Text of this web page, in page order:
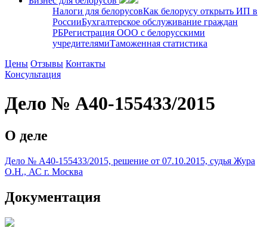
Налоги для белорусовКак белорусу открыть ИП в
РоссииБухгалтерское обслуживание граждан
РБРегистрация ООО с белорусскими
учредителямиТаможенная статистика
Цены Отзывы Контакты
Консультация
Дело № А40-155433/2015
О деле
Дело № А40-155433/2015, решение от 07.10.2015, судья Жура
О.Н., АС г. Москва
Документация